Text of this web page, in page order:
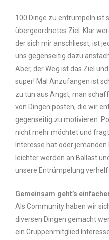
100 Dinge zu entrümpeln ist
übergeordnetes Ziel. Klar
der sich mir anschliesst, ist
uns gegenseitig dazu
Aber, der Weg ist das Ziel
super! Mal Anzufangen ist
zu tun aus Angst, man
von Dingen posten, die wir
gegenseitig zu motivieren.
nicht mehr möchtet und
Interesse hat oder
leichter werden an Ballast
unsere Entrümpelung
Gemeinsam geht’s
Als Community haben wir
diversen Dingen gemacht
ein Gruppenmitglied